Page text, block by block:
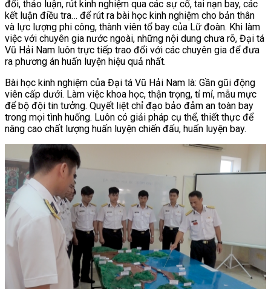
đổi, thảo luận, rút kinh nghiệm qua các sự cố, tai nạn bay, các
kết luận điều tra… để rút ra bài học kinh nghiệm cho bản thân
và lực lượng phi công, thành viên tổ bay của Lữ đoàn. Khi làm
việc với chuyên gia nước ngoài, những nội dung chưa rõ, Đại tá
Vũ Hải Nam luôn trực tiếp trao đổi với các chuyên gia để đưa
ra phương án huấn luyện hiệu quả nhất.
Bài học kinh nghiệm của Đại tá Vũ Hải Nam là: Gần gũi động
viên cấp dưới. Làm việc khoa học, thận trọng, tỉ mỉ, mẫu mực
để bộ đội tin tưởng. Quyết liệt chỉ đạo bảo đảm an toàn bay
trong mọi tình huống. Luôn có giải pháp cụ thể, thiết thực để
nâng cao chất lượng huấn luyện chiến đấu, huấn luyện bay.